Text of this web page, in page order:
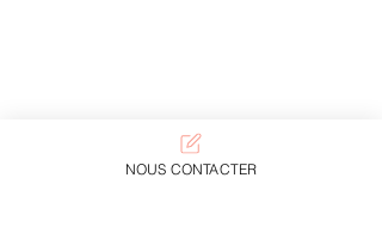
NOUS CONTACTER